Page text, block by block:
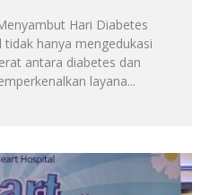
Hari Diabetes
hanya mengedukasi
antara diabetes dan
layana...